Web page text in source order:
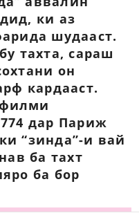
ки аз
шудааст.
тахта, сараш
он
кардааст.
дар Париж
“зинда”-и вай
ба тахт
ба бор